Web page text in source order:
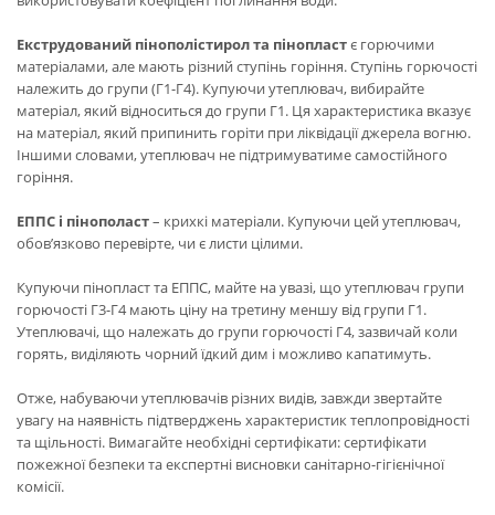
Екструдований пінополістирол та пінопластє горючими
матеріалами, але мають різний ступінь горіння. Ступінь горючості
належить до групи (Г1-Г4). Купуючи утеплювач, вибирайте
матеріал, який відноситься до групи Г1. Ця характеристика вказує
на матеріал, який припинить горіти при ліквідації джерела вогню.
Іншими словами, утеплювач не підтримуватиме самостійного
горіння.
ЕППС і пінополаст– крихкі матеріали. Купуючи цей утеплювач,
обов’язково перевірте, чи є листи цілими.
Купуючи пінопласт та ЕППС, майте на увазі, що утеплювач групи
горючості Г3-Г4 мають ціну на третину меншу від групи Г1.
Утеплювачі, що належать до групи горючості Г4, зазвичай коли
горять, виділяють чорний їдкий дим і можливо капатимуть.
Отже, набуваючи утеплювачів різних видів, завжди звертайте
увагу на наявність підтверджень характеристик теплопровідності
та щільності. Вимагайте необхідні сертифікати: сертифікати
пожежної безпеки та експертні висновки санітарно-гігієнічної
комісії.